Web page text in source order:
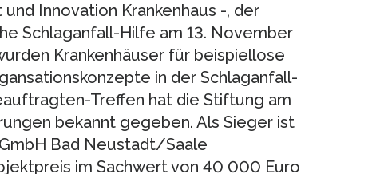
Innovation Krankenhaus -, der
Schlaganfall-Hilfe am 13. November
Krankenhäuser für beispiellose
in der Schlaganfall-
Treffen hat die Stiftung am
bekannt gegeben. Als Sieger ist
Bad Neustadt/Saale
im Sachwert von 40 000 Euro